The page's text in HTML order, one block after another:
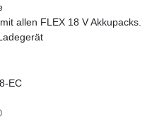
allen FLEX 18 V Akkupacks.
EC